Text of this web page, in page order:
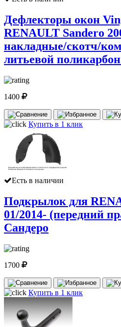
Дефлекторы окон
RENAULT Sandero
накладные/скотч/
литьевой
1400
Купить в 1 клик
Есть в наличии
Подкрылок для
01/2014- (передний
Сандеро
1700
Купить в 1 клик